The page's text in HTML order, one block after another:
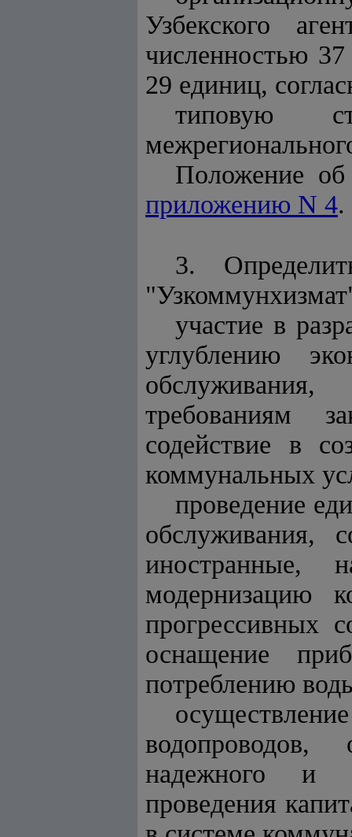
Узбекского
численностью
29 единиц,
типовую
Положение об
приложению N 4.
3.
участие в
углублению
требованиям
содействие в
коммунальных
проведение
обслуживания,
иностранные,
модернизацию
прогрессивных
оснащение
потреблению
водопроводов,
надежного и
проведения